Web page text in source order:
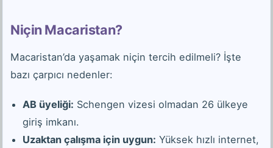
Niçin Macaristan?
Macaristan’da yaşamak niçin tercih edilmeli? İşte
bazı çarpıcı nedenler:
AB üyeliği: Schengen vizesi olmadan 26 ülkeye
giriş imkanı.
Uzaktan çalışma için uygun: Yüksek hızlı internet,